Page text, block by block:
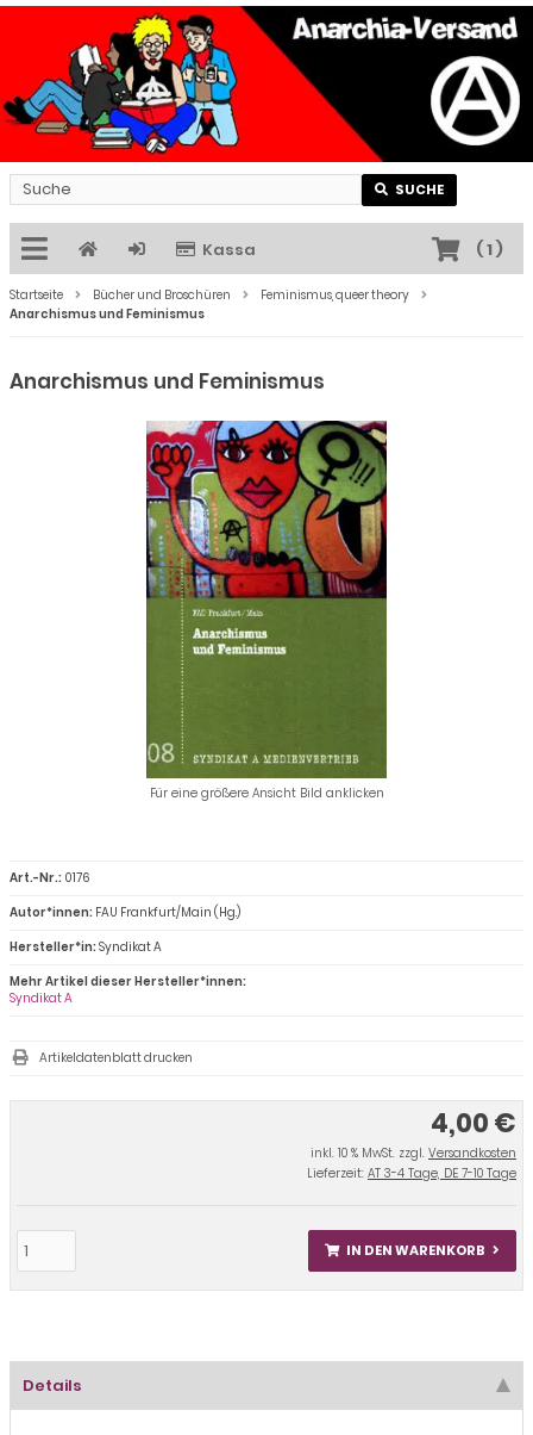
SUCHE
Kassa (1)
Startseite Bücher und Broschüren
Feminismus, queer theory
Anarchismus und Feminismus
Anarchismus und Feminismus
Für eine größere Ansicht Bild anklicken
4,00 €
inkl. 10 % MwSt. zzgl. Versandkosten
Lieferzeit: AT 3-4 Tage, DE 7-10 Tage
IN DEN WARENKORB
Art.-Nr.: 0176
Autor*innen: FAU Frankfurt/Main (Hg.)
Hersteller*in:Syndikat A
Mehr Artikel dieser Hersteller*innen:
Syndikat A
Artikeldatenblatt drucken
Details